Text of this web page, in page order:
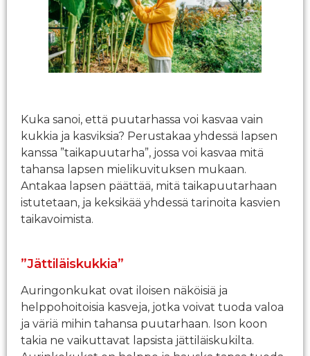
Kuka sanoi, että puutarhassa voi kasvaa vain
kukkia ja kasviksia? Perustakaa yhdessä lapsen
kanssa ”taikapuutarha”, jossa voi kasvaa mitä
tahansa lapsen mielikuvituksen mukaan.
Antakaa lapsen päättää, mitä taikapuutarhaan
istutetaan, ja keksikää yhdessä tarinoita kasvien
taikavoimista.
”Jättiläiskukkia”
Auringonkukat ovat iloisen näköisiä ja
helppohoitoisia kasveja, jotka voivat tuoda valoa
ja väriä mihin tahansa puutarhaan. Ison koon
takia ne vaikuttavat lapsista jättiläiskukilta.